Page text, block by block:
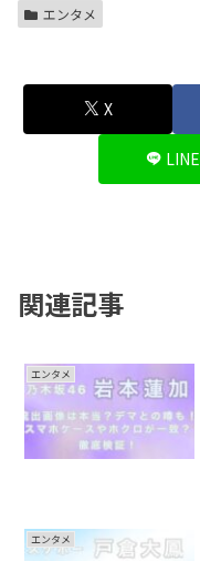
エンタメ
X
LINE
関連記事
エンタメ
エンタメ